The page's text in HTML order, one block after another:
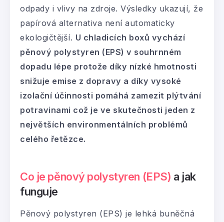
odpady i vlivy na zdroje. Výsledky ukazují, že
papírová alternativa není automaticky
ekologičtější. U chladicích boxů vychází
pěnový polystyren (EPS) v souhrnném
dopadu lépe protože díky nízké hmotnosti
snižuje emise z dopravy a díky vysoké
izolační účinnosti pomáhá zamezit plýtvání
potravinami což je ve skutečnosti jeden z
největších environmentálních problémů
celého řetězce.
Co je pěnový polystyren (EPS) a jak
funguje
Pěnový polystyren (EPS) je lehká buněčná